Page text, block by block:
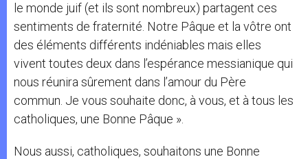
le monde juif (et ils sont nombreux) partagent ces
sentiments de fraternité. Notre Pâque et la vôtre ont
des éléments différents indéniables mais elles
vivent toutes deux dans l’espérance messianique qui
nous réunira sûrement dans l’amour du Père
commun. Je vous souhaite donc, à vous, et à tous les
catholiques, une Bonne Pâque ».
Nous aussi, catholiques, souhaitons une Bonne